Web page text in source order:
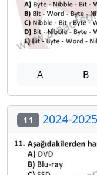
A B
11 2024-